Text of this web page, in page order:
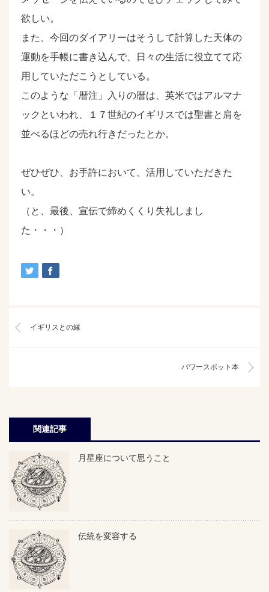
欲しい。
また、今回のダイアリーはそうして計算した天体の
運動を手帳に書き込んで、日々の生活に役立てて応
用していただこうとしている。
このような「暦注」入りの暦は、英米ではアルマナ
ックといわれ、１７世紀のイギリスでは聖書と肩を
並べるほどの売れ行きだったとか。
ぜひぜひ、お手許において、活用していただきた
い。
（と、最後、宣伝で締めくくり失礼しまし
た・・・）
イギリスとの縁
パワースポット本
関連記事
月星座について思うこと
伝統を変容する